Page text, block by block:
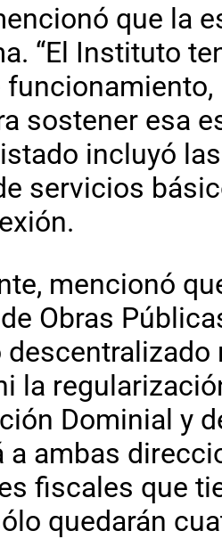
que la
“El Instituto
sostener esa
incluyó
servicios
mencionó
Obras
la
Dominial y
a ambas
fiscales que
quedarán